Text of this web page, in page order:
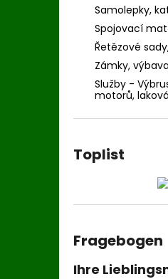
Samolepky,
Spojovací
Řetězové
Zámky,
Služby -
motorů,
Toplist
Fragebogen
Ihre